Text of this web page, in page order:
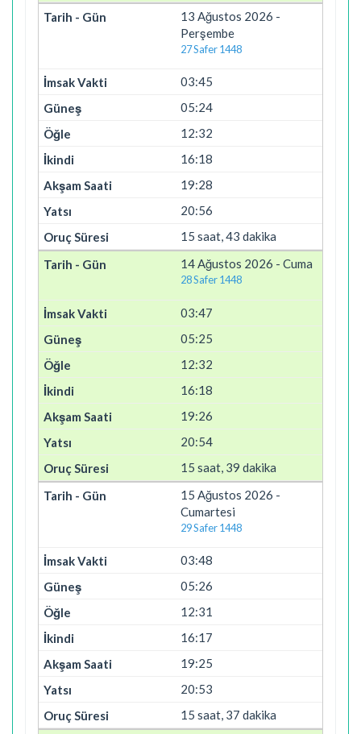
13 Ağustos 2026 -
Perşembe
27 Safer 1448
03:45
05:24
12:32
16:18
19:28
20:56
15 saat, 43 dakika
14 Ağustos 2026 - Cuma
28 Safer 1448
03:47
05:25
12:32
16:18
19:26
20:54
15 saat, 39 dakika
15 Ağustos 2026 -
Cumartesi
29 Safer 1448
03:48
05:26
12:31
16:17
19:25
20:53
15 saat, 37 dakika